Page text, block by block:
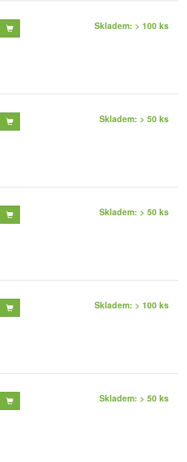
Skladem: > 100 ks
Skladem: > 50 ks
Skladem: > 50 ks
Skladem: > 100 ks
Skladem: > 50 ks